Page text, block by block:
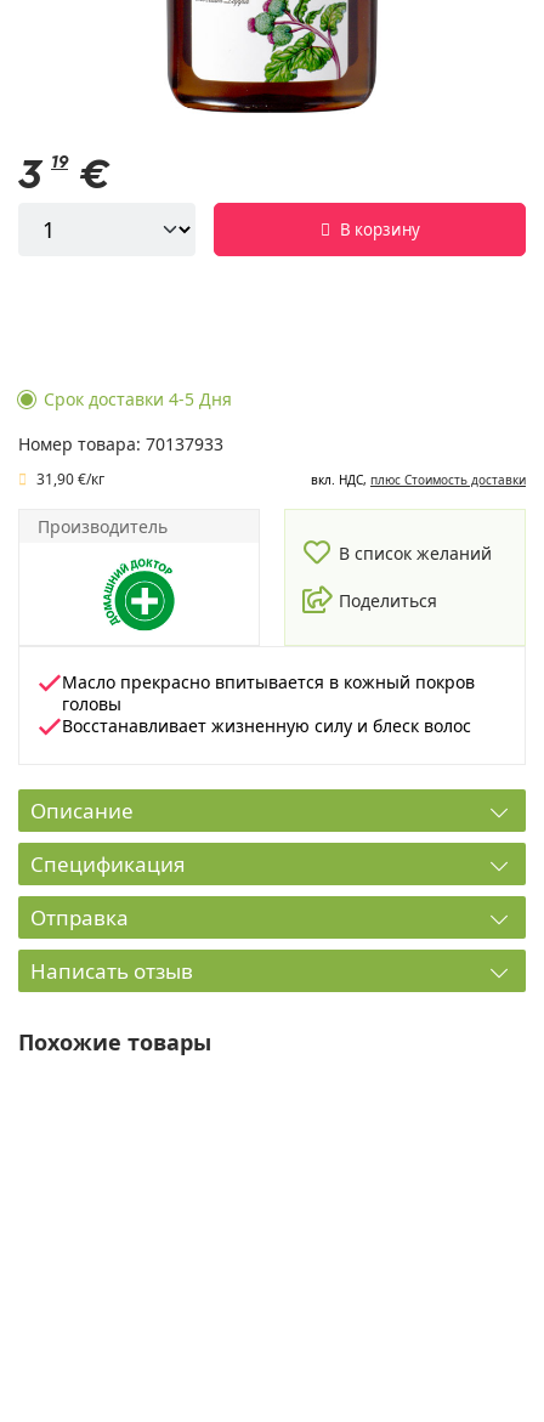
3 19 €
В корзину
Срок доставки 4-5 Дня
Номер товара: 70137933
31,90 €/кг вкл. НДС, плюс Cтоимость доставки
Производитель
В список желаний
Поделиться
Масло прекрасно впитывается в кожный покров
головы
Восстанавливает жизненную силу и блеск волос
Описание
Спецификация
Отправка
Написать отзыв
Похожие товары